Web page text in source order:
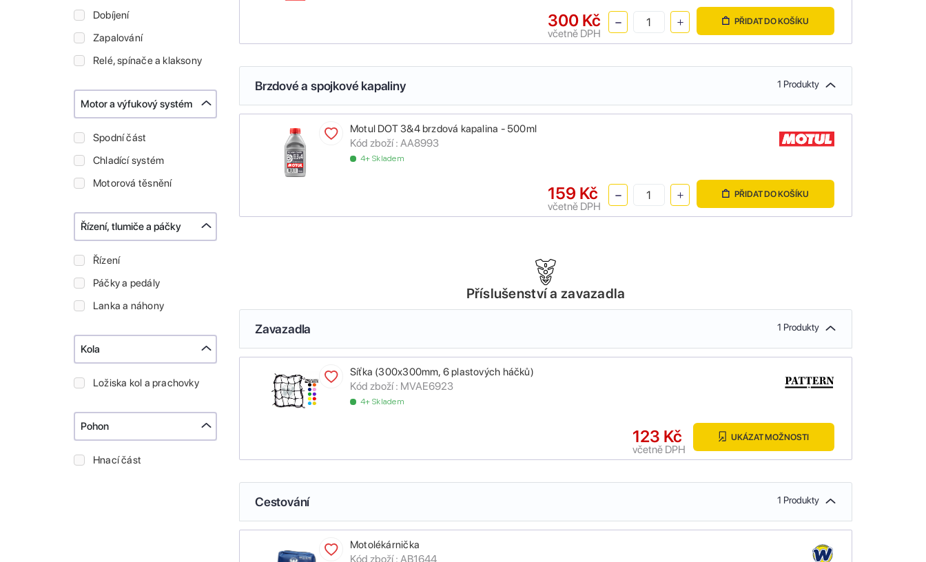
Dobíjení
Zapalování
Relé, spínače a klaksony
Motor a výfukový systém
Spodní část
Chladící systém
Motorová těsnění
Řízení, tlumiče a páčky
Řízení
Páčky a pedály
Lanka a náhony
Kola
Ložiska kol a prachovky
Pohon
Hnací část
300 Kč
včetně DPH
PŘIDAT DO KOŠÍKU
Brzdové a spojkové kapaliny 1 Produkty
Motul DOT 3&4 brzdová kapalina - 500ml
Kód zboží : AA8993
4+ Skladem
159 Kč
včetně DPH
PŘIDAT DO KOŠÍKU
Příslušenství a zavazadla
Zavazadla 1 Produkty
Síťka (300x300mm, 6 plastových háčků)
Kód zboží : MVAE6923
4+ Skladem
123 Kč
včetně DPH
UKÁZAT MOŽNOSTI
Cestování 1 Produkty
Motolékárnička
Kód zboží : AB1644